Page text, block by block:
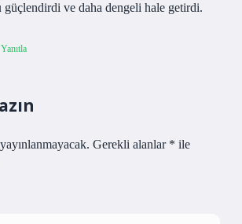
güçlendirdi ve daha dengeli hale getirdi.
Yanıtla
Gerekli alanlar * ile